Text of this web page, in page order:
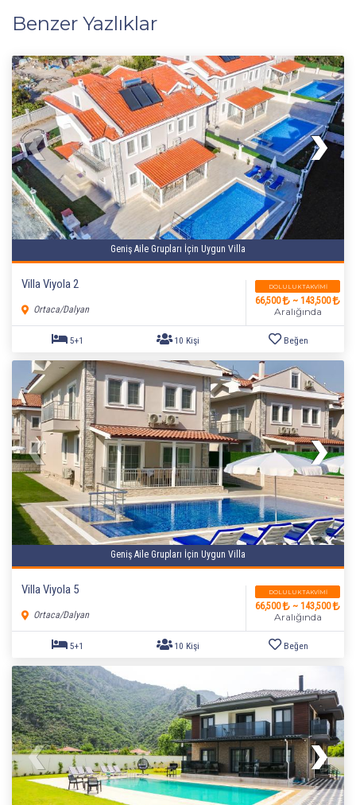
Benzer Yazlıklar
Geniş Aile Grupları İçin Uygun Villa
Villa Viyola 2
Ortaca/Dalyan
DOLULUK TAKVIMI
66,500 ~ 143,500
Aralığında
Geniş Aile Grupları İçin Uygun Villa
Villa Viyola 5
Ortaca/Dalyan
DOLULUK TAKVIMI
66,500 ~ 143,500
Aralığında